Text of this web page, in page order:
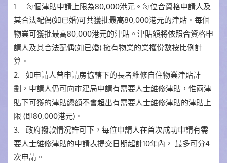
1. 每個津貼申請上限為80,000港元。每位合資格申請人及
其合法配偶(如已婚)可共獲批最高80,000港元的津貼。每個
物業可獲批最高80,000港元的津貼。津貼額將依照合資格申
請人及其合法配偶(如已婚) 擁有物業的業權份數按比例計
算。
2. 如申請人曾申請房協轄下的長者維修自住物業津貼計
劃，申請人仍可向市建局申請有需要人士維修津貼，惟兩津
貼下可獲的津貼總額不會超出有需要人士維修津貼的津貼上
限 (即80,000港元)。
3. 政府撥款情况許可下，每位申請人在首次成功申請有需
要人士維修津貼的申請表提交日期起計10年內， 最多可分4
次申請。